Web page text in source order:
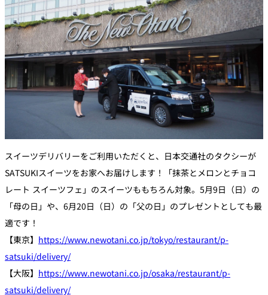
スイーツデリバリーをご利用いただくと、日本交通社のタクシーが
SATSUKIスイーツをお家へお届けします！「抹茶とメロンとチョコ
レート スイーツフェ」のスイーツももちろん対象。5月9日（日）の
「母の日」や、6月20日（日）の「父の日」のプレゼントとしても最
適です！
【東京】 https://www.newotani.co.jp/tokyo/restaurant/p-
satsuki/delivery/
【大阪】 https://www.newotani.co.jp/osaka/restaurant/p-
satsuki/delivery/